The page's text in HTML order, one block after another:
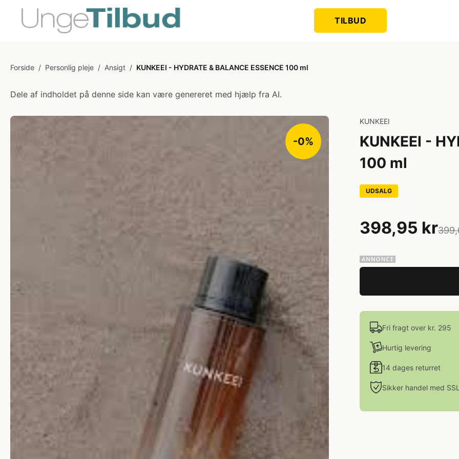
TILBUD
Forside / Personlig pleje / Ansigt / KUNKEEI - HYDRATE & BALANCE ESSENCE 100 ml
Dele af indholdet på denne side kan være genereret med hjælp fra AI.
-0%
KUNKEEI
KUNKEEI -
100 ml
UDSALG
398,95 kr
Fri fragt over kr. 295
Hurtig levering
14 dages returret
Sikker handel med SSL